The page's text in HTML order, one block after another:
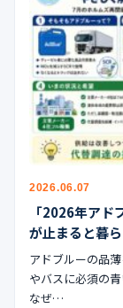
中古パレット
再生原料
梱包資材
イラン情勢まとめ
公式ブログ
会社案内
2026.06.07
「2026年ア
が止まると暮
アドブルーの品
やバスに必須の
なぜ…